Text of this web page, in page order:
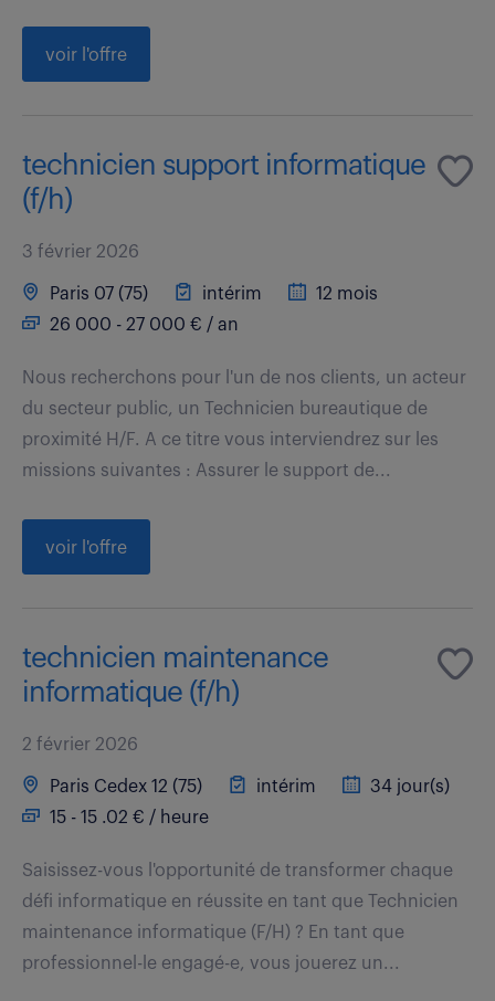
voir l'offre
technicien support informatique
(f/h)
3 février 2026
Paris 07 (75) intérim
12 mois
26 000 - 27 000 € / an
Nous recherchons pour l'un de nos clients, un acteur
du secteur public, un Technicien bureautique de
proximité H/F. A ce titre vous interviendrez sur les
missions suivantes : Assurer le support de...
voir l'offre
technicien maintenance
informatique (f/h)
2 février 2026
Paris Cedex 12 (75) intérim
34 jour(s)
15 - 15 .02 € / heure
Saisissez-vous l'opportunité de transformer chaque
défi informatique en réussite en tant que Technicien
maintenance informatique (F/H) ? En tant que
professionnel-le engagé-e, vous jouerez un...